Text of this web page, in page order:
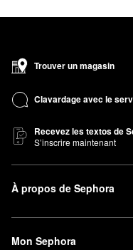
Trouver un magasin
Clavardage avec le
Recevez les textos de
S’inscrire maintenant
À propos de Sephora
Mon Sephora